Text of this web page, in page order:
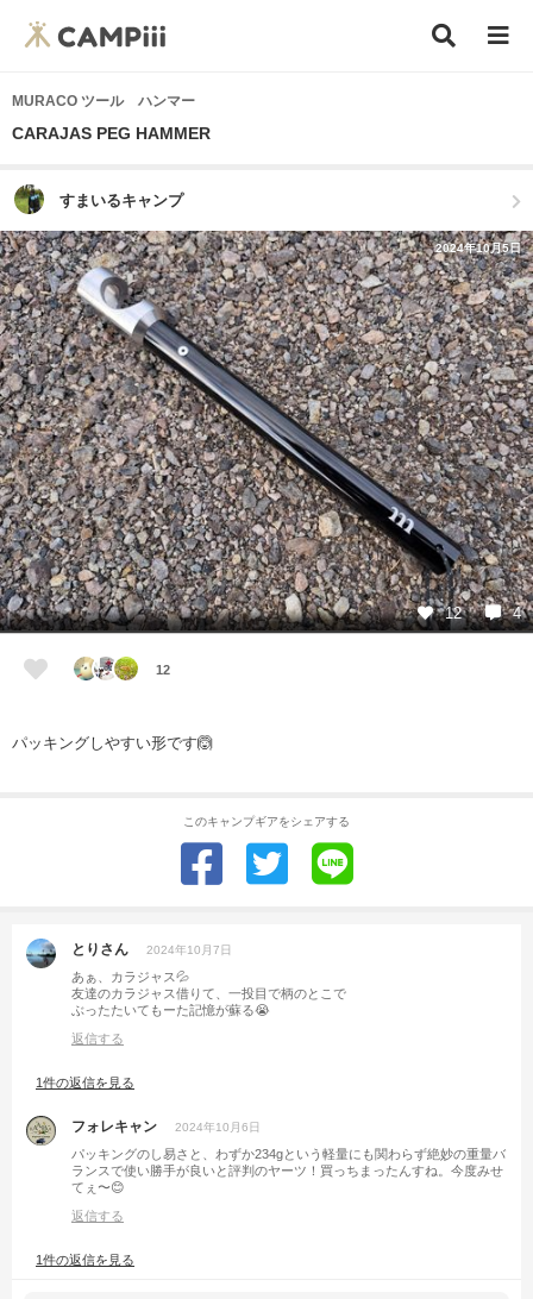
MURACO ツール ハンマー
CARAJAS PEG HAMMER
すまいるキャンプ
2024年10月5日
12 4
12
パッキングしやすい形です🙆
このキャンプギアをシェアする
とりさん 2024年10月7日
あぁ、カラジャス💦
友達のカラジャス借りて、一投目で柄のとこで
ぶったたいてもーた記憶が蘇る😭
返信する
1件の返信を見る
フォレキャン 2024年10月6日
パッキングのし易さと、わずか234gという軽量にも関わらず絶妙の重量バ
ランスで使い勝手が良いと評判のヤーツ！買っちまったんすね。今度みせ
てぇ〜😊
返信する
1件の返信を見る